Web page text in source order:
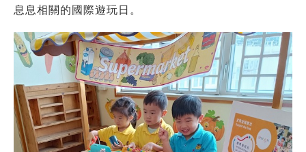
息息相關的國際遊玩日。